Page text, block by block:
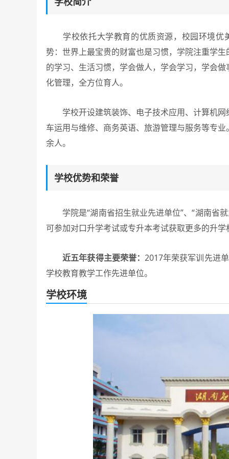
学校依托大学教育的优质资源，校园环境优
势：世界上最宝贵的财富也是习惯，学院注重学
的学习、生活习惯，学会做人，学会学习，学会
化管理，全方位育人。
学校开设建筑装饰、电子技术应用、计算机网
车运用与维修、商务英语、旅游管理与服务等专
余人。
学校优势和荣誉
学院是“湖南省招生就业先进单位”、“湖南省
可参加对口升学考试或专升本考试获取更多的升
近五年获得主要荣誉：2017年荣获军训先进
学校教育教学工作先进单位。
学校环境